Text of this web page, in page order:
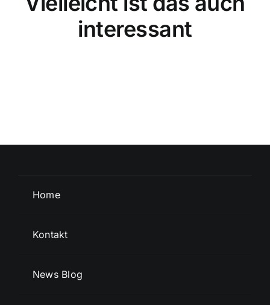
interessant
Home
Kontakt
News Blog